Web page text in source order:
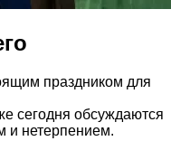
праздником для
сегодня обсуждаются
и нетерпением.